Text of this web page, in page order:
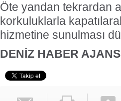
Öte yandan tekrardan
korkuluklarla
hizmetine sunulması
DENİZ HABER